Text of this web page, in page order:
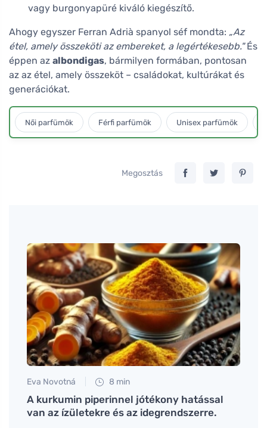
vagy burgonyapüré kiváló kiegészítő.
Ahogy egyszer Ferran Adrià spanyol séf mondta: „Az
étel, amely összeköti az embereket, a legértékesebb."És
éppen az albondigas, bármilyen formában, pontosan
az az étel, amely összeköt – családokat, kultúrákat és
generációkat.
Női parfümök Férfi parfümök Unisex parfümök
Megosztás
Eva Novotná 8 min
A kurkumin piperinnel jótékony hatással
van az ízületekre és az idegrendszerre.